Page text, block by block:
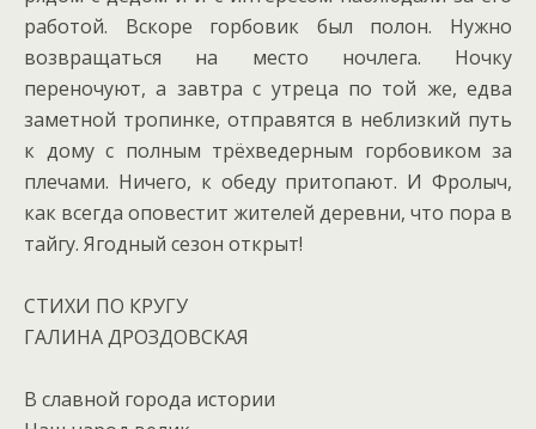
работой. Вскоре горбовик был полон. Нужно
возвращаться на место ночлега. Ночку
переночуют, а завтра с утреца по той же, едва
заметной тропинке, отправятся в неблизкий путь
к дому с полным трёхведерным горбовиком за
плечами. Ничего, к обеду притопают. И Фролыч,
как всегда оповестит жителей деревни, что пора в
тайгу. Ягодный сезон открыт!
СТИХИ ПО КРУГУ
ГАЛИНА ДРОЗДОВСКАЯ
В славной города истории